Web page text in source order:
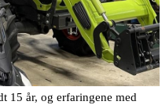
15 år, og erfaringene med